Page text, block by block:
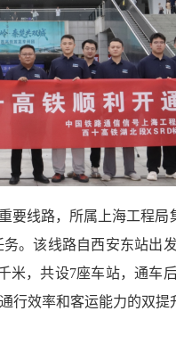
要线路，所属上海工程
。该线路自西安东站出
米，共设7座车站，通车
行效率和客运能力的双提